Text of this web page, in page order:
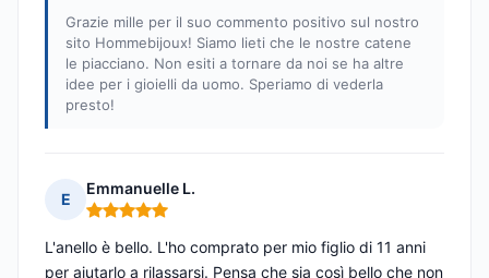
Grazie mille per il suo commento positivo sul nostro
sito Hommebijoux! Siamo lieti che le nostre catene
le piacciano. Non esiti a tornare da noi se ha altre
idee per i gioielli da uomo. Speriamo di vederla
presto!
E
Emmanuelle L.
Nota: 5 su 5
L'anello è bello. L'ho comprato per mio figlio di 11 anni
per aiutarlo a rilassarsi. Pensa che sia così bello che non